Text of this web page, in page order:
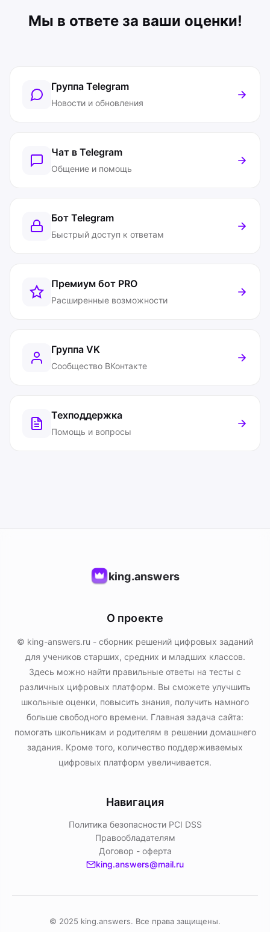
Мы в ответе за ваши оценки!
Группа Telegram
Новости и обновления
Чат в Telegram
Общение и помощь
Бот Telegram
Быстрый доступ к ответам
Премиум бот PRO
Расширенные возможности
Группа VK
Сообщество ВКонтакте
Техподдержка
Помощь и вопросы
king.answers
О проекте
© king-answers.ru - сборник решений цифровых заданий
для учеников старших, средних и младших классов.
Здесь можно найти правильные ответы на тесты с
различных цифровых платформ. Вы сможете улучшить
школьные оценки, повысить знания, получить намного
больше свободного времени. Главная задача сайта:
помогать школьникам и родителям в решении домашнего
задания. Кроме того, количество поддерживаемых
цифровых платформ увеличивается.
Навигация
Политика безопасности PСI DSS
Правообладателям
Договор - оферта
king.answers@mail.ru
© 2025 king.answers. Все права защищены.